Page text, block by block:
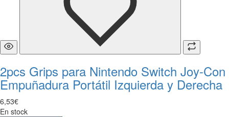
2pcs Grips para Nintendo Switch Joy-Con
Empuñadura Portátil Izquierda y Derecha
6,53€
En stock